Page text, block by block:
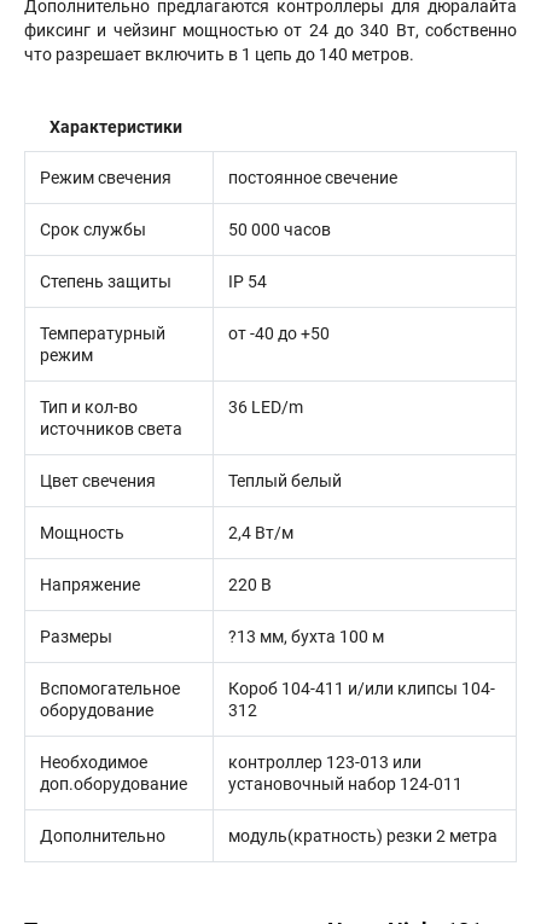
Дополнительно предлагаются контроллеры для дюралайта
фиксинг и чейзинг мощностью от 24 до 340 Вт, собственно
что разрешает включить в 1 цепь до 140 метров.
Характеристики
Режим свечения постоянное свечение
Срок службы 50 000 часов
Степень защиты IP 54
Температурный
режим
от -40 до +50
Тип и кол-во
источников света
36 LED/m
Цвет свечения Теплый белый
Мощность 2,4 Вт/м
Напряжение 220 В
Размеры ?13 мм, бухта 100 м
Вспомогательное
оборудование
Короб 104-411 и/или клипсы 104-
312
Необходимое
доп.оборудование
контроллер 123-013 или
установочный набор 124-011
Дополнительно модуль(кратность) резки 2 метра